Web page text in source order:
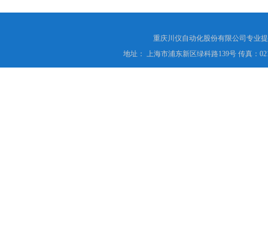
重庆川仪自动化股份有限公司专业
地址： 上海市浦东新区绿科路139号 传真：